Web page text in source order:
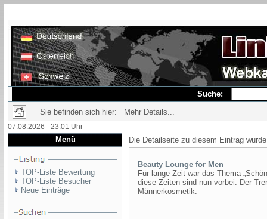
Suche:
Sie befinden sich hier: Mehr Details...
07.08.2026 - 23:01 Uhr
Menü
TOP-Liste Bewertung
TOP-Liste Besucher
Neue Einträge
Die Detailseite zu diesem Eintrag
Beauty Lounge for Men
Für lange Zeit war das Thema
diese Zeiten sind nun vorbei. Der
Männerkosmetik.